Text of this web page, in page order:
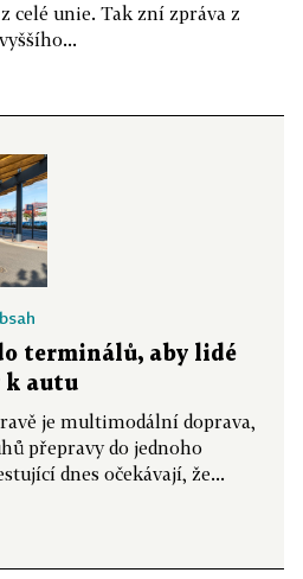
celé unie. Tak zní zpráva z
terminálů, aby lidé
autu
je multimodální doprava,
přepravy do jednoho
dnes očekávají, že...